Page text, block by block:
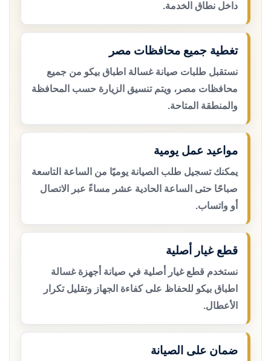
داخل نطاق الخدمة.
تغطية جميع محافظات مصر
نستقبل طلبات صيانة غسالة اطباق بيكو من جميع
محافظات مصر، ويتم تنسيق الزيارة حسب المحافظة
والمنطقة المتاحة.
مواعيد عمل يومية
يمكنك تسجيل طلب الصيانة يوميًا من الساعة التاسعة
صباحًا حتى الساعة الحادية عشر مساءً عبر الاتصال
أو واتساب.
قطع غيار أصلية
نستخدم قطع غيار أصلية في صيانة أجهزة غسالة
اطباق بيكو للحفاظ على كفاءة الجهاز وتقليل تكرار
الأعطال.
ضمان على الصيانة